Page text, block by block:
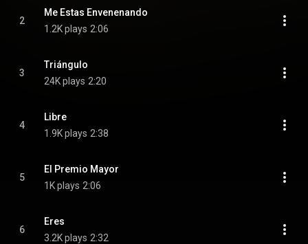
2
Me Estas Envenenando
1.2K plays 2:06
3
Triángulo
24K plays 2:20
4
Libre
1.9K plays 2:38
5
El Premio Mayor
1K plays 2:06
6
Eres
3.2K plays 2:32